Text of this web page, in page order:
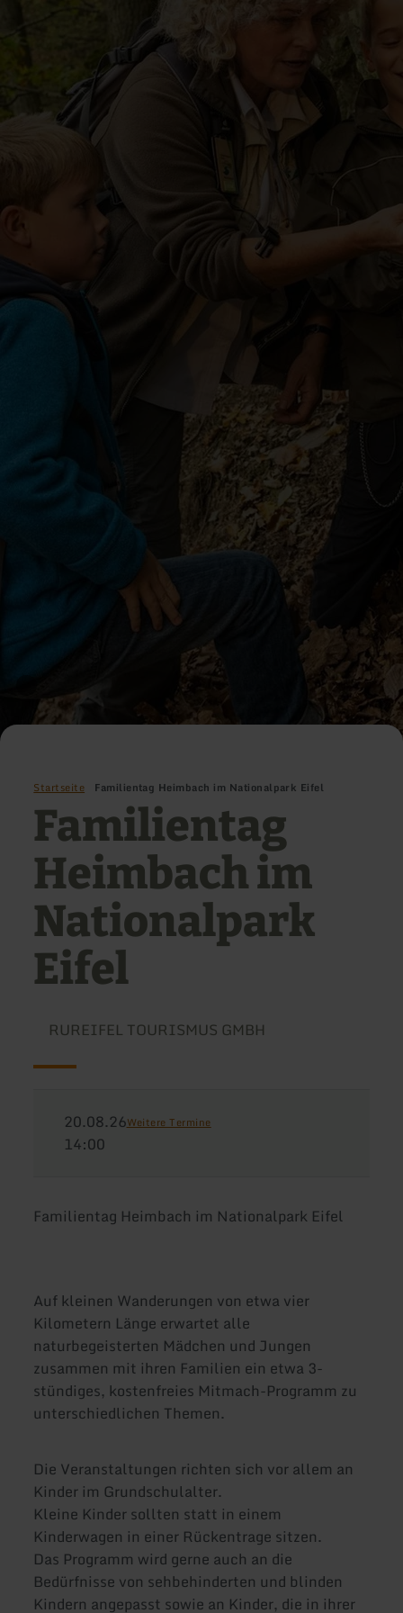
Startseite Familientag Heimbach im Nationalpark Eifel
Familientag
Heimbach im
Nationalpark
Eifel
RUREIFEL TOURISMUS GMBH
20.08.26Weitere Termine
14:00
Familientag Heimbach im Nationalpark Eifel
Auf kleinen Wanderungen von etwa vier
Kilometern Länge erwartet alle
naturbegeisterten Mädchen und Jungen
zusammen mit ihren Familien ein etwa 3-
stündiges, kostenfreies Mitmach-Programm zu
unterschiedlichen Themen.
Die Veranstaltungen richten sich vor allem an
Kinder im Grundschulalter.
Kleine Kinder sollten statt in einem
Kinderwagen in einer Rückentrage sitzen.
Das Programm wird gerne auch an die
Bedürfnisse von sehbehinderten und blinden
Kindern angepasst sowie an Kinder, die in ihrer